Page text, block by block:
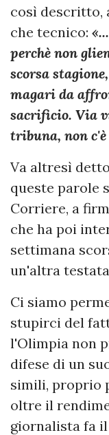
così descritto,
che tecnico:
perchè non
scorsa
magari da
sacrificio. Via
tribuna, non c'è
Va altresì
queste parole
Corriere, a
che ha poi
settimana
un'altra
Ci siamo
stupirci del
l'Olimpia non
difese di un
simili, proprio
oltre il
giornalista fa il